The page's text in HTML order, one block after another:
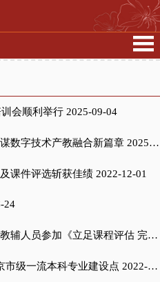
会顺利举行 2025-09-04
数字技术产教融合新篇章 2025-07-18
课件评选斩获佳绩 2022-12-01
24
北京工业大学耿丹学院行政教辅人员参加《立足课程评估 完善质保体系 助力教学改革》线上主题培训
市级一流本科专业建设点 2022-06-13